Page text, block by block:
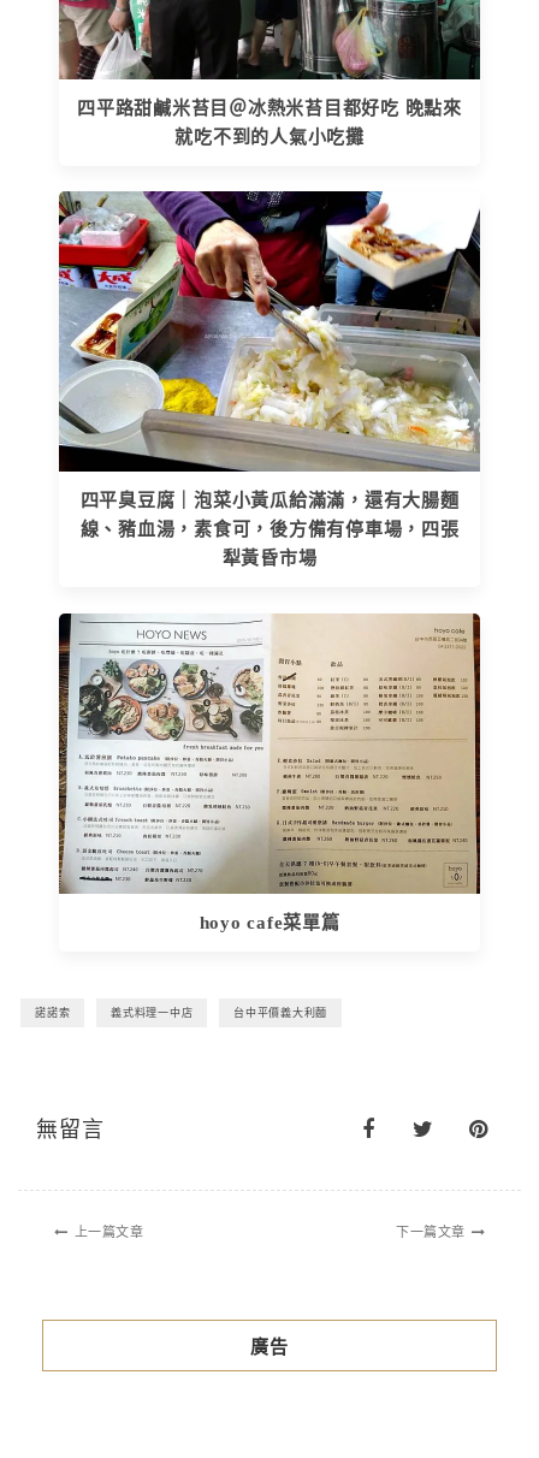
四平路甜鹹米苔目＠冰熱米苔目都好吃 晚點來
就吃不到的人氣小吃攤
四平臭豆腐｜泡菜小黃瓜給滿滿，還有大腸麵
線、豬血湯，素食可，後方備有停車場，四張
犁黃昏市場
hoyo cafe菜單篇
諾諾索 義式料理一中店 台中平價義大利麵
無留言
上一篇文章 下一篇文章
廣告